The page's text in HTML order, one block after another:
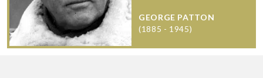
GEORGE PATTON
(1885 - 1945)